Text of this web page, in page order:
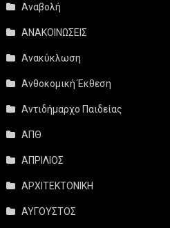
Αναβολή
ΑΝΑΚΟΙΝΩΣΕΙΣ
Ανακύκλωση
Ανθοκομική Έκθεση
Αντιδήμαρχο Παιδείας
ΑΠΘ
ΑΠΡΙΛΙΟΣ
ΑΡΧΙΤΕΚΤΟΝΙΚΗ
ΑΥΓΟΥΣΤΟΣ